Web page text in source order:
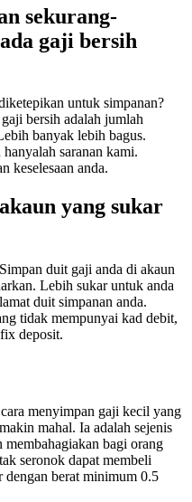
sekurang-
gaji bersih
untuk simpanan?
bersih adalah jumlah
banyak lebih bagus.
saranan kami.
keselesaan anda.
yang sukar
duit gaji anda di akaun
Lebih sukar untuk anda
duit simpanan anda.
tidak mempunyai kad debit,
deposit.
menyimpan gaji kecil yang
mahal. Ia adalah sejenis
bagi orang
seronok dapat membeli
dengan berat minimum 0.5